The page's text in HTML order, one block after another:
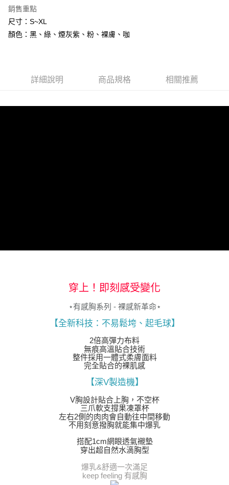
１．透過由恩沛科技股份有限公司提供之「AFTEE先享後付」服務完成之交
易，需依本服務之必要範圍內提供個人資料，並將交易相關給付款項請求債
權轉讓予恩沛科技股份有限公司。
２．關於個人資料處理事宜，請瀏覽以下網址：
４．使用「AFTEE先享後付」時，將依據個別帳號之用戶狀況，依本公司即
銷售重點
尺寸：S~XL
顏色：黑、綠、煙灰紫、粉、裸膚、咖
詳細說明 商品規格 相關推薦
穿上！即刻感受變化
⋆有感胸系列 - 裸感新革命⋆
【全新科技：不易鬆垮、起毛球】
2倍高彈力布料
無痕高溫貼合技術
整件採用一體式柔膚面料
完全貼合的裸肌感
【深V製造機】
V胸設計貼合上胸，不空杯
三爪軟支撐果凍罩杯
左右2側的肉肉會自動往中間移動
不用刻意撥胸就能集中爆乳
搭配1cm網眼透氣襯墊
穿出超自然水滴胸型
爆乳&舒適一次滿足
keep feeling 有感胸